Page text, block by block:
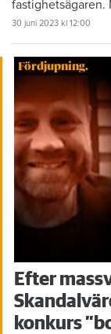
fastighetsägaren.
30 juni 2023 kl 12:00
Fördjupning.
Efter
konkurs